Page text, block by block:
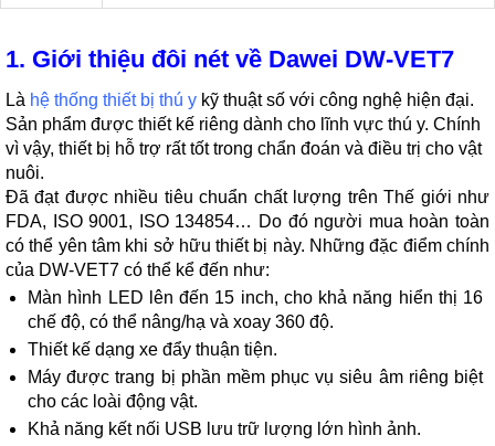
1. Giới thiệu đôi nét về Dawei DW-VET7
Là hệ thống thiết bị thú y kỹ thuật số với công nghệ hiện đại.
Sản phẩm được thiết kế riêng dành cho lĩnh vực thú y. Chính
vì vậy, thiết bị hỗ trợ rất tốt trong chẩn đoán và điều trị cho vật
nuôi.
Đã đạt được nhiều tiêu chuẩn chất lượng trên Thế giới như
FDA, ISO 9001, ISO 134854… Do đó người mua hoàn toàn
có thể yên tâm khi sở hữu thiết bị này. Những đặc điểm chính
của DW-VET7 có thể kể đến như:
Màn hình LED lên đến 15 inch, cho khả năng hiển thị 16
chế độ, có thể nâng/hạ và xoay 360 độ.
Thiết kế dạng xe đẩy thuận tiện.
Máy được trang bị phần mềm phục vụ siêu âm riêng biệt
cho các loài động vật.
Khả năng kết nối USB lưu trữ lượng lớn hình ảnh.